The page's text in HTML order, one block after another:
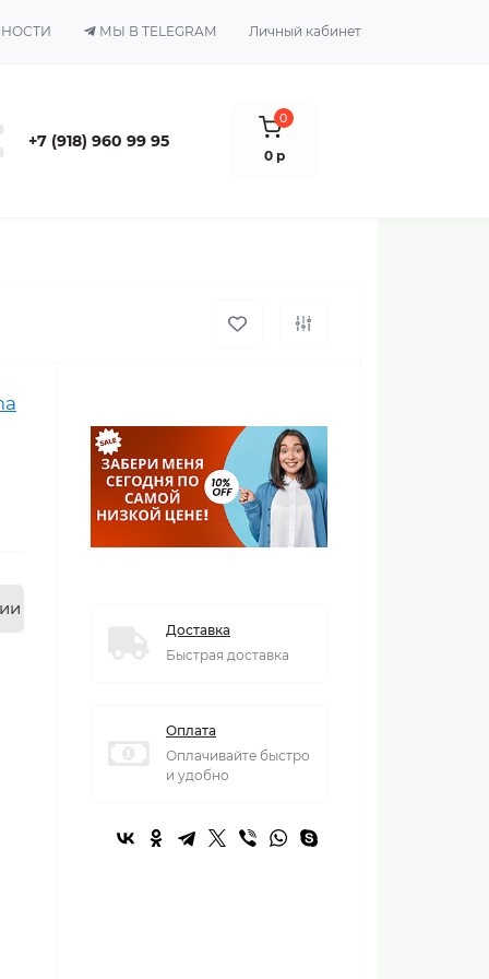
МЫ В TELEGRAM Личный кабинет
+7 (918) 960 99 95
0
0 р
Доставка
Быстрая доставка
Оплата
Оплачивайте быстро
и удобно